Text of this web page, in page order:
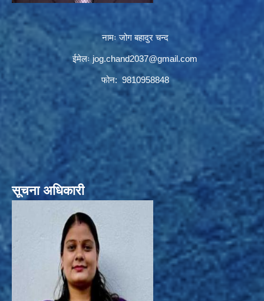
नामः जोग बहादुर चन्द
ईमेलः jog.chand2037@gmail.com
फोन: 9810958848
सूचना अधिकारी